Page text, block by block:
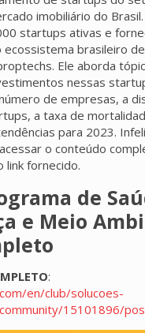
imobiliário do
startups ativas e
brasileiro de
Ele aborda
nessas
de empresas, a
a taxa de
para 2023.
o conteúdo
link fornecido.
de
e Meio
:
en/club/solucoes-
15101896/